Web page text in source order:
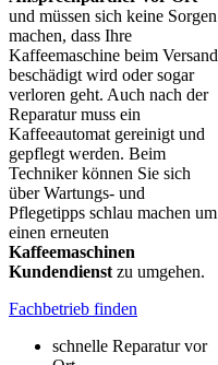
und müssen sich keine Sorgen
machen, dass Ihre
Kaffeemaschine beim Versand
beschädigt wird oder sogar
verloren geht. Auch nach der
Reparatur muss ein
Kaffeeautomat gereinigt und
gepflegt werden. Beim
Techniker können Sie sich
über Wartungs- und
Pflegetipps schlau machen um
einen erneuten
Kaffeemaschinen
Kundendienst zu umgehen.
Fachbetrieb finden
schnelle Reparatur vor